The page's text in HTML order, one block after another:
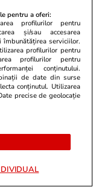
Vacanțe și
Compania
record de
Australia.
pentru a oferi:
profilurilor pentru
și/sau accesarea
îmbunătățirea serviciilor.
profilurilor pentru
profilurilor pentru
conținutului.
de date din surse
conținutul. Utilizarea
precise de geolocație